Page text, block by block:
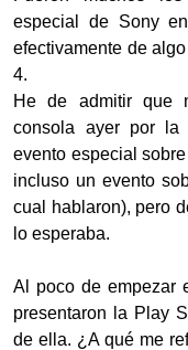
especial de Sony
efectivamente de
4.
He de admitir que
consola ayer por la
evento especial
incluso un evento
cual hablaron), pero
lo esperaba.
Al poco de empezar
presentaron la Play
de ella. ¿A qué me